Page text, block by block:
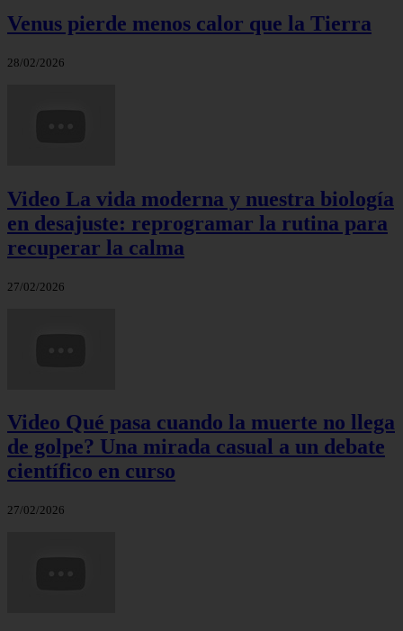
Venus pierde menos calor que la Tierra
28/02/2026
Video La vida moderna y nuestra biología
en desajuste: reprogramar la rutina para
recuperar la calma
27/02/2026
Video Qué pasa cuando la muerte no llega
de golpe? Una mirada casual a un debate
científico en curso
27/02/2026